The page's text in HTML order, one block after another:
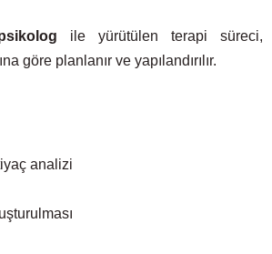
ile yürütülen terapi süreci,
göre planlanır ve yapılandırılır.
analizi